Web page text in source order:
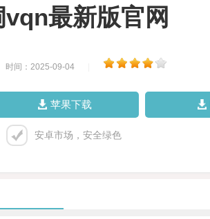
vqn最新版官网
时间：2025-09-04
苹果下载
安卓市场，安全绿色